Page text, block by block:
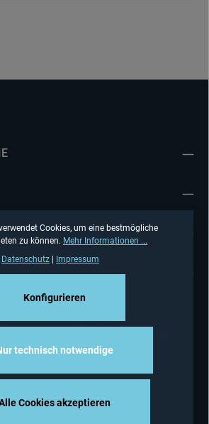
inkl. gesetzl. Mehrwertsteuer zzgl.
nicht anders angegeben.
Cookies, um eine bestmögliche
zu können. Mehr Informationen ...
Datenschutz
Impressum
technisch notwendige
Konfigurieren
Cookies akzeptieren